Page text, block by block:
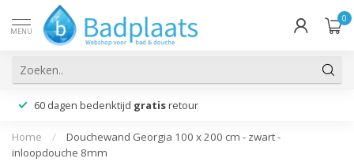
MENU
0
60 dagen bedenktijd gratis retour
Home /
Douchewand Georgia 100 x 200 cm - zwart -
inloopdouche 8mm